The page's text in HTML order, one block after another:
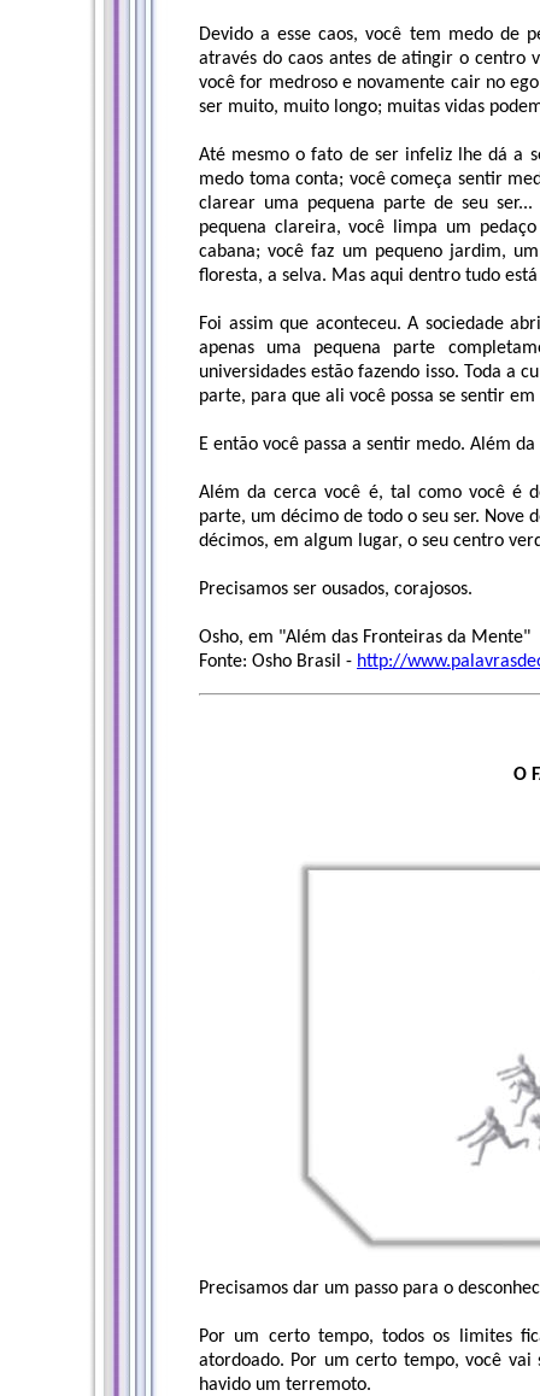
Devido a esse caos, você tem medo de
através do caos antes de atingir o centro
você for medroso e novamente cair no
ser muito, muito longo; muitas vidas
Até mesmo o fato de ser infeliz lhe dá a
medo toma conta; você começa sentir
clarear uma pequena parte de seu
pequena clareira, você limpa um
cabana; você faz um pequeno jardim,
floresta, a selva. Mas aqui dentro tudo
Foi assim que aconteceu. A sociedade
apenas uma pequena parte
universidades estão fazendo isso. Toda a
parte, para que ali você possa se sentir em
E então você passa a sentir medo. Além
Além da cerca você é, tal como você é
parte, um décimo de todo o seu ser. Nove
décimos, em algum lugar, o seu centro
Precisamos ser ousados, corajosos.
Osho, em "Além das Fronteiras da Mente"
Fonte: Osho Brasil - http://
O
Precisamos dar um passo para o
Por um certo tempo, todos os limites
atordoado. Por um certo tempo, você
havido um terremoto.